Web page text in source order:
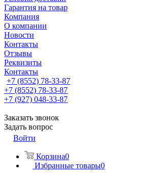
Гарантия на товар
Компания
О компании
Новости
Контакты
Отзывы
Реквизиты
Контакты
+7 (8552) 78-33-87
+7 (8552) 78-33-87
+7 (927) 048-33-87
Заказать звонок
Задать вопрос
Войти
Корзина0
Избранные товары0